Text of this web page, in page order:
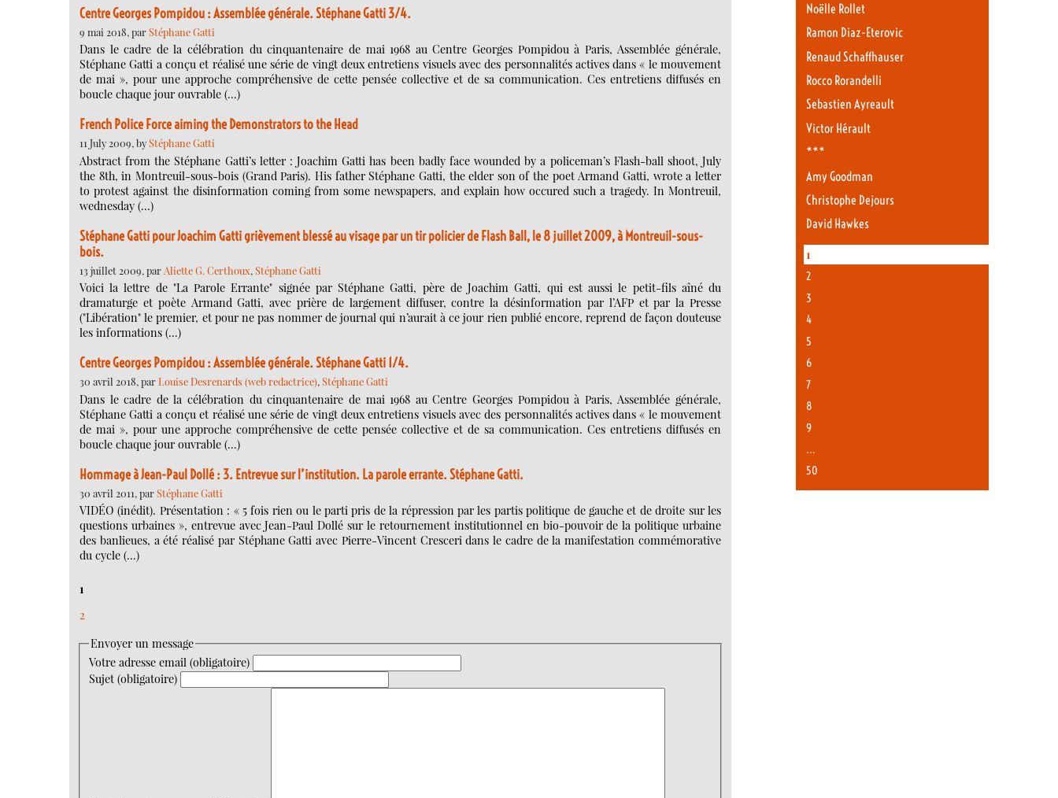
Centre Georges Pompidou : Assemblée générale. Stéphane Gatti 3/4.
9 mai 2018, parStéphane Gatti
Dans le cadre de la célébration du cinquantenaire de mai 1968 au Centre Georges Pompidou à Paris, Assemblée générale,
Stéphane Gatti a conçu et réalisé une série de vingt deux entretiens visuels avec des personnalités actives dans « le mouvement
de mai », pour une approche compréhensive de cette pensée collective et de sa communication. Ces entretiens diffusés en
boucle chaque jour ouvrable (…)
French Police Force aiming the Demonstrators to the Head
11 July 2009, byStéphane Gatti
Abstract from the Stéphane Gatti’s letter : Joachim Gatti has been badly face wounded by a policeman’s Flash-ball shoot, July
the 8th, in Montreuil-sous-bois (Grand Paris). His father Stéphane Gatti, the elder son of the poet Armand Gatti, wrote a letter
to protest against the disinformation coming from some newspapers, and explain how occured such a tragedy. In Montreuil,
wednesday (…)
Stéphane Gatti pour Joachim Gatti grièvement blessé au visage par un tir policier de Flash Ball, le 8 juillet 2009, à Montreuil-sous-
bois.
13 juillet 2009, parAliette G. Certhoux, Stéphane Gatti
Voici la lettre de "La Parole Errante" signée par Stéphane Gatti, père de Joachim Gatti, qui est aussi le petit-fils aîné du
dramaturge et poète Armand Gatti, avec prière de largement diffuser, contre la désinformation par l’AFP et par la Presse
("Libération" le premier, et pour ne pas nommer de journal qui n’aurait à ce jour rien publié encore, reprend de façon douteuse
les informations (…)
Centre Georges Pompidou : Assemblée générale. Stéphane Gatti 1/4.
30 avril 2018, parLouise Desrenards (web redactrice), Stéphane Gatti
Dans le cadre de la célébration du cinquantenaire de mai 1968 au Centre Georges Pompidou à Paris, Assemblée générale,
Stéphane Gatti a conçu et réalisé une série de vingt deux entretiens visuels avec des personnalités actives dans « le mouvement
de mai », pour une approche compréhensive de cette pensée collective et de sa communication. Ces entretiens diffusés en
boucle chaque jour ouvrable (…)
Hommage à Jean-Paul Dollé : 3. Entrevue sur l’institution. La parole errante. Stéphane Gatti.
30 avril 2011, parStéphane Gatti
VIDÉO (inédit). Présentation : « 5 fois rien ou le parti pris de la répression par les partis politique de gauche et de droite sur les
questions urbaines », entrevue avec Jean-Paul Dollé sur le retournement institutionnel en bio-pouvoir de la politique urbaine
des banlieues, a été réalisé par Stéphane Gatti avec Pierre-Vincent Cresceri dans le cadre de la manifestation commémorative
du cycle (…)
1
2
Envoyer un message
Votre adresse email (obligatoire)
Sujet (obligatoire)
Noëlle Rollet
Ramon Diaz-Eterovic
Renaud Schaffhauser
Rocco Rorandelli
Sebastien Ayreault
Victor Hérault
***
Amy Goodman
Christophe Dejours
David Hawkes
1
2
3
4
5
6
7
8
9
…
50